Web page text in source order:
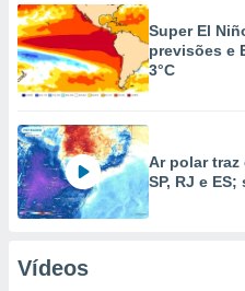
Super El
previsões e
3°C
Ar polar traz
SP, RJ e
Vídeos